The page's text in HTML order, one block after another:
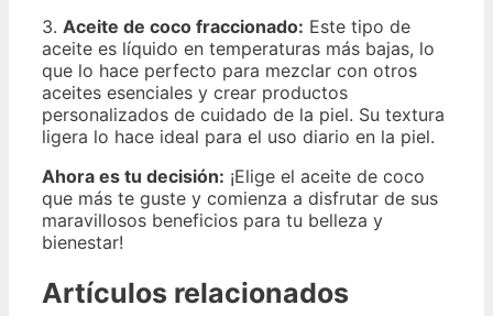
3. Aceite de coco fraccionado: Este tipo de
aceite es líquido en temperaturas más bajas, lo
que lo hace perfecto para mezclar con otros
aceites esenciales y crear productos
personalizados de cuidado de la piel. Su textura
ligera lo hace ideal para el uso diario en la piel.
Ahora es tu decisión: ¡Elige el aceite de coco
que más te guste y comienza a disfrutar de sus
maravillosos beneficios para tu belleza y
bienestar!
Artículos relacionados